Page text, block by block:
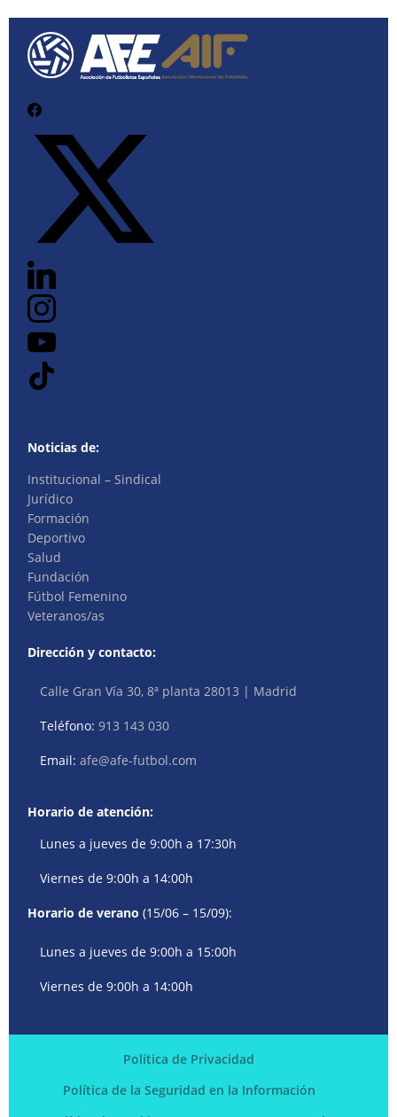
Noticias de:
Institucional – Sindical
Jurídico
Formación
Deportivo
Salud
Fundación
Fútbol Femenino
Veteranos/as
Dirección y contacto:
Calle Gran Vía 30, 8ª planta 28013 | Madrid
Teléfono:913 143 030
Email:afe@afe-futbol.com
Horario de atención:
Lunes a jueves de 9:00h a 17:30h
Viernes de 9:00h a 14:00h
Horario de verano (15/06 – 15/09):
Lunes a jueves de 9:00h a 15:00h
Viernes de 9:00h a 14:00h
Política de Privacidad
Política de la Seguridad en la Información